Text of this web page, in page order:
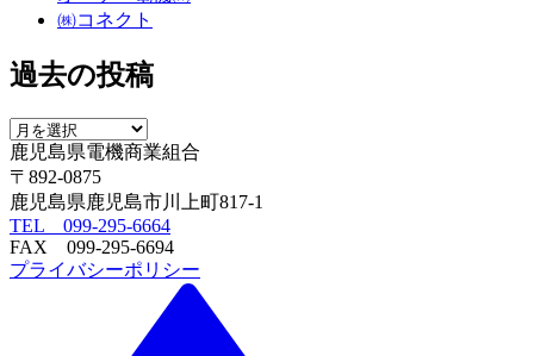
㈱コネクト
過去の投稿
鹿児島県電機商業組合
〒892-0875
鹿児島県鹿児島市川上町817-1
TEL 099-295-6664
FAX 099-295-6694
プライバシーポリシー